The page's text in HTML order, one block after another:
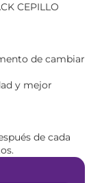
CEPILLO
de cambiar
y mejor
de cada